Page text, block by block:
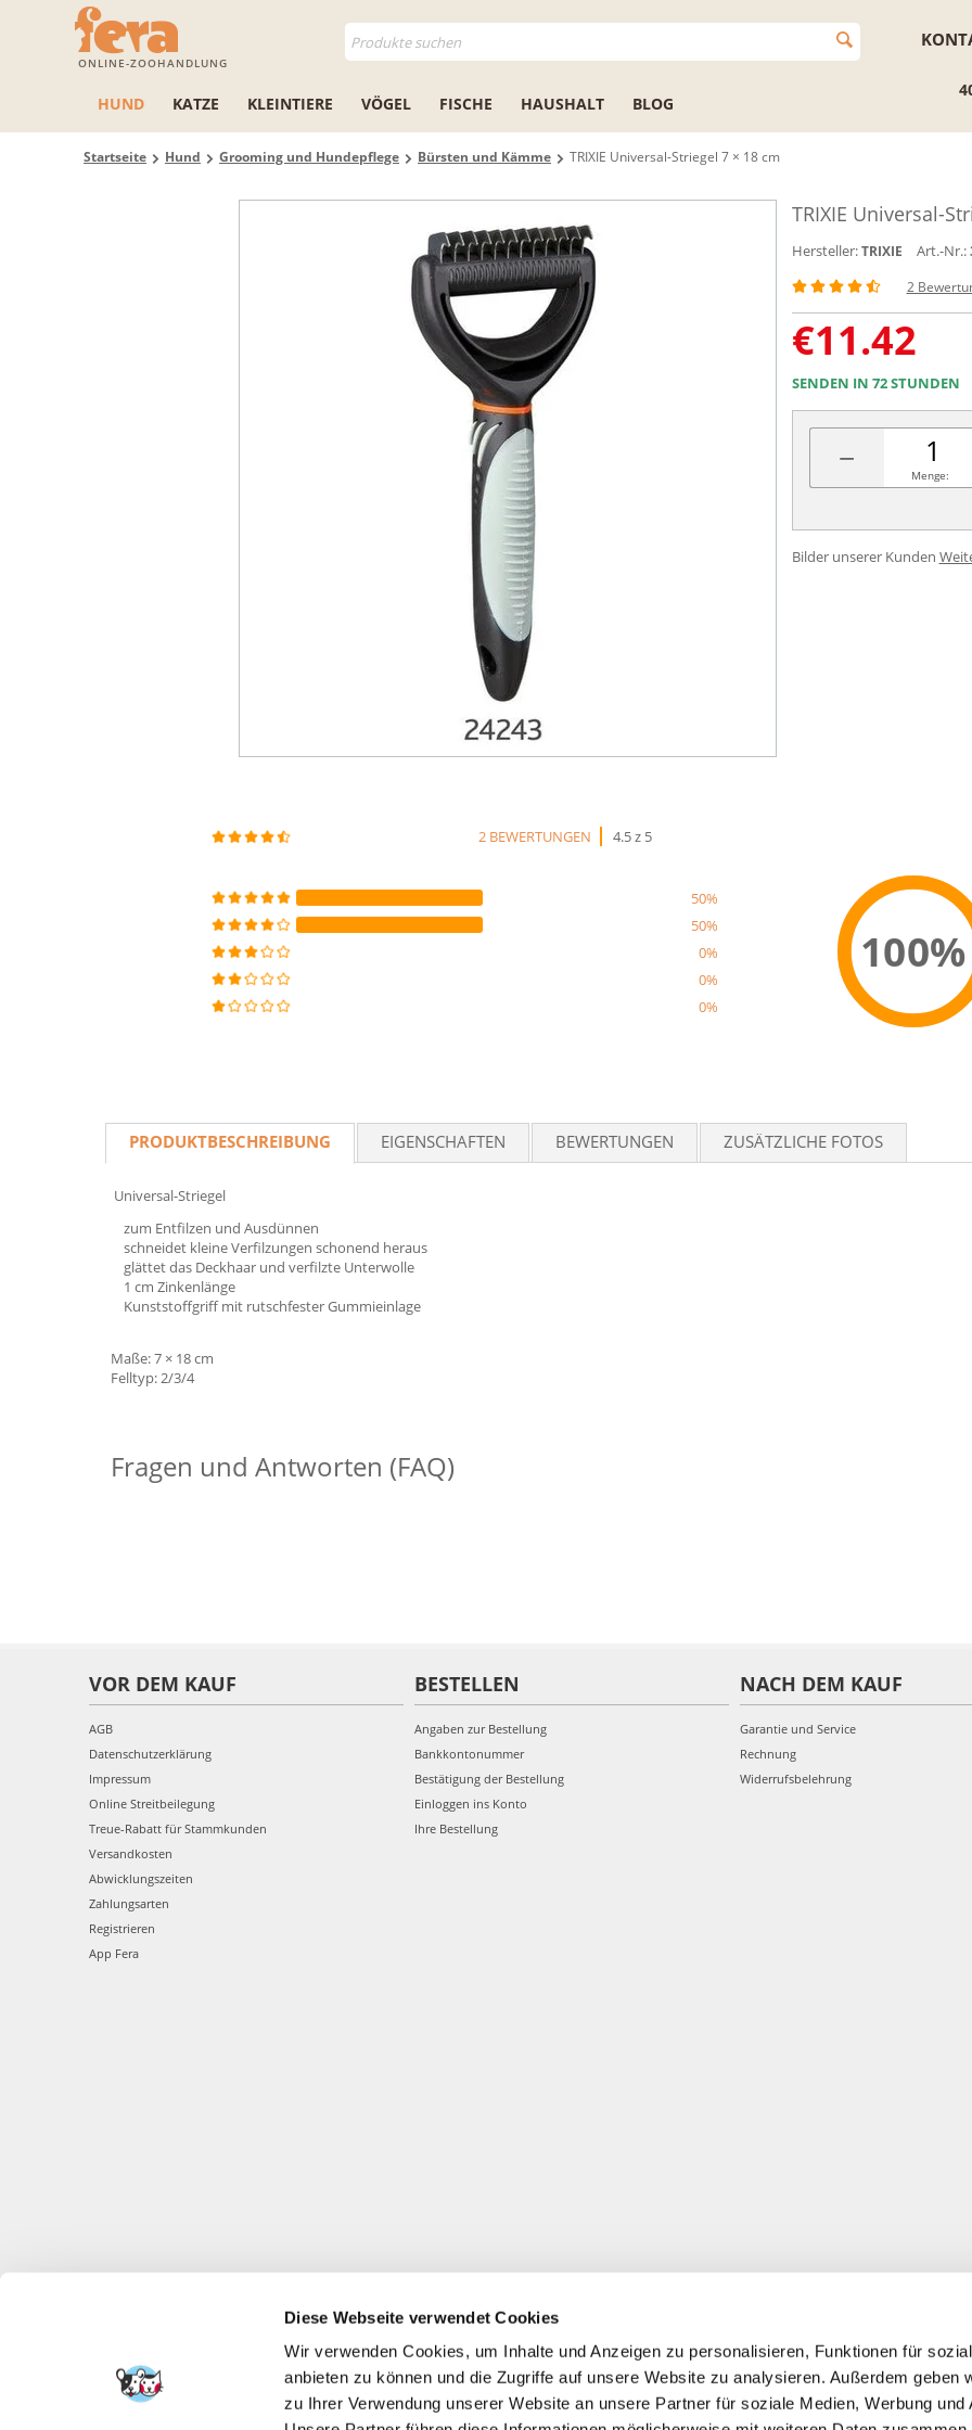
Diese Webseite verwendet Cookies
Wir verwenden Cookies, um Inhalte und Anzeigen zu personalisieren, Funktionen für
anbieten zu können und die Zugriffe auf unsere Website zu analysieren. Außerdem geben
zu Ihrer Verwendung unserer Website an unsere Partner für soziale Medien, Werbung und
ONLINE-ZOOHANDLUNG
HUND KATZE KLEINTIERE VÖGEL FISCHE HAUSHALT BLOG
Startseite Hund Grooming und Hundepflege Bürsten und Kämme TRIXIE Universal-Striegel 7 × 18 cm
TRIXIE Universal-
Hersteller: TRIXIE Art.-Nr.:
2
€11.42
SENDEN IN 72 STUNDEN
− Menge:
Bilder unserer Kunden
2 BEWERTUNGEN 4.5 z 5
50%
50%
0%
0%
0%
100%
PRODUKTBESCHREIBUNG EIGENSCHAFTEN BEWERTUNGEN ZUSÄTZLICHE FOTOS
Universal-Striegel
zum Entfilzen und Ausdünnen
schneidet kleine Verfilzungen schonend heraus
glättet das Deckhaar und verfilzte Unterwolle
1 cm Zinkenlänge
Kunststoffgriff mit rutschfester Gummieinlage
Maße: 7 × 18 cm
Felltyp: 2/3/4
Fragen und Antworten (FAQ)
VOR DEM KAUF
AGB
Datenschutzerklärung
Impressum
Online Streitbeilegung
Treue-Rabatt für Stammkunden
Versandkosten
Abwicklungszeiten
Zahlungsarten
Registrieren
App Fera
BESTELLEN
Angaben zur Bestellung
Bankkontonummer
Bestätigung der Bestellung
Einloggen ins Konto
Ihre Bestellung
NACH DEM KAUF
Garantie und Service
Rechnung
Widerrufsbelehrung